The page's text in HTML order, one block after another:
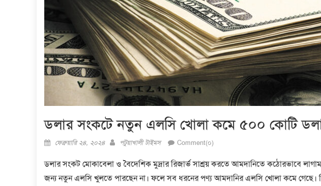
ডলার সংকটে নতুন এলসি খোলা কমে ৫০০ কোটি
Posted
ফেব্রুয়ারি ২৪, ২০২৪ Author
পটুয়াখালী টাইমস Comment(০)
ডলার সংকট মোকাবেলা ও বৈদেশিক মুদ্রার রিজার্ভ সাশ্রয় করতে আমদানিতে কঠোরভাবে
জন্য নতুন এলসি খুলতে পারছেন না। ফলে সব ধরনের পণ্য আমদানির এলসি খোলা কমে